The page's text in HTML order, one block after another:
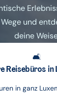
und
deine
🛋️
Reisebüros in
in ganz